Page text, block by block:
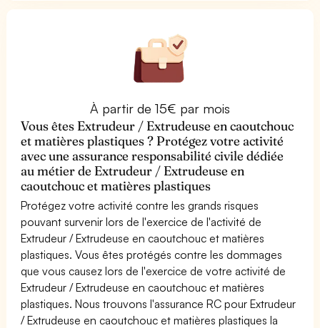
À partir de 15€ par mois
Vous êtes Extrudeur / Extrudeuse en caoutchouc
et matières plastiques ? Protégez votre activité
avec une assurance responsabilité civile dédiée
au métier de Extrudeur / Extrudeuse en
caoutchouc et matières plastiques
Protégez votre activité contre les grands risques
pouvant survenir lors de l'exercice de l'activité de
Extrudeur / Extrudeuse en caoutchouc et matières
plastiques. Vous êtes protégés contre les dommages
que vous causez lors de l'exercice de votre activité de
Extrudeur / Extrudeuse en caoutchouc et matières
plastiques. Nous trouvons l'assurance RC pour Extrudeur
/ Extrudeuse en caoutchouc et matières plastiques la